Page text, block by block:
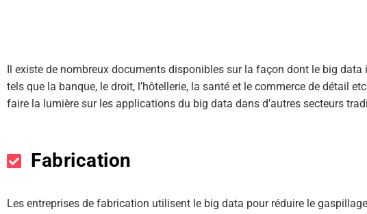
Il existe de nombreux documents disponibles sur la façon dont le big
tels que la banque, le droit, l’hôtellerie, la santé et le commerce de détail
faire la lumière sur les applications du big data dans d’autres secteurs
Fabrication
Les entreprises de fabrication utilisent le big data pour réduire le